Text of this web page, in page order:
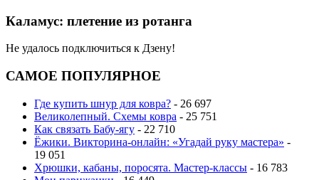
Каламус: плетение из ротанга
Не удалось подключиться к Дзену!
САМОЕ ПОПУЛЯРНОЕ
Где купить шнур для ковра? - 26 697
Великолепный. Схемы ковра - 25 751
Как связать Бабу-ягу - 22 710
Ёжики. Викторина-онлайн: «Угадай руку мастера» -
19 051
Хрюшки, кабаны, поросята. Мастер-классы - 16 783